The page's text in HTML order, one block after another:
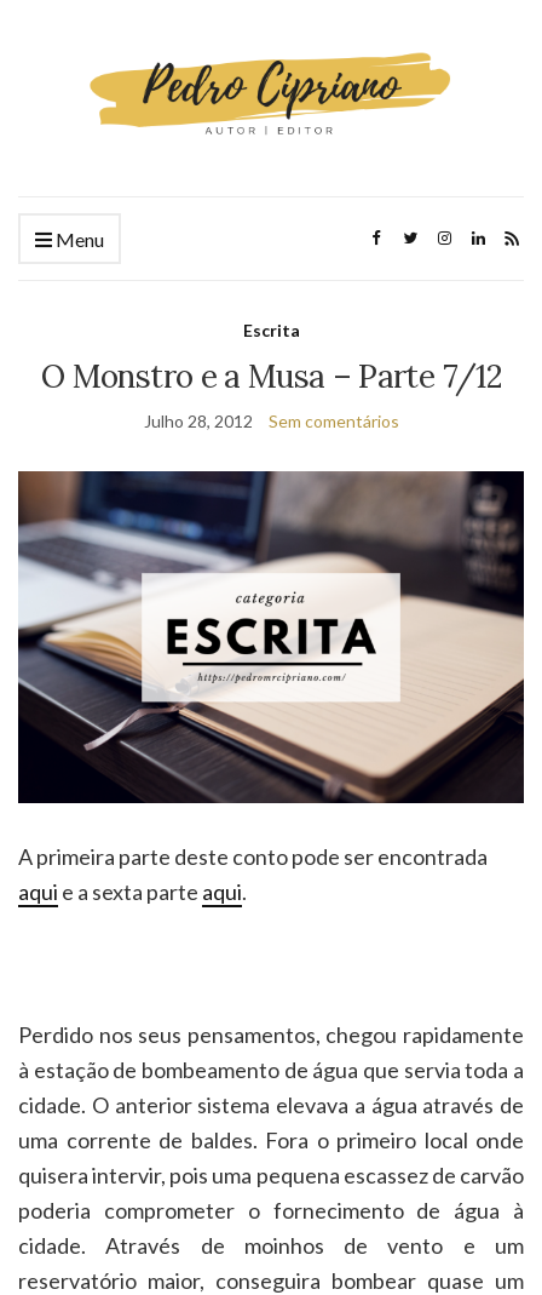
Menu
Escrita
O Monstro e a Musa – Parte 7/12
Julho 28, 2012 Sem comentários
A primeira parte deste conto pode ser encontrada
aqui e a sexta parte aqui.
Perdido nos seus pensamentos, chegou rapidamente
à estação de bombeamento de água que servia toda a
cidade. O anterior sistema elevava a água através de
uma corrente de baldes. Fora o primeiro local onde
quisera intervir, pois uma pequena escassez de carvão
poderia comprometer o fornecimento de água à
cidade. Através de moinhos de vento e um
reservatório maior, conseguira bombear quase um